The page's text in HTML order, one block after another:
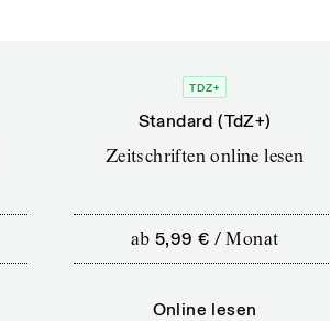
TDZ+
Standard (TdZ+)
Zeitschriften online lesen
ab 5,99 € /Monat
Online lesen